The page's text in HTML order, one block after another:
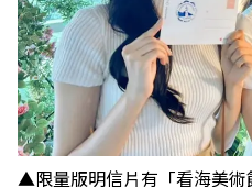
▲限量版明信片有「看海美